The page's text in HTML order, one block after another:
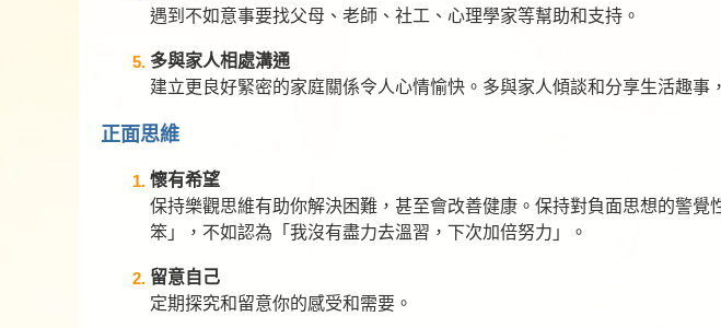
遇到不如意事要找父母、老師、社工、心理學家等幫助和支持。
多與家人相處溝通
建立更良好緊密的家庭關係令人心情愉快。多與家人傾談和分享生活趣事
正面思維
懷有希望
保持樂觀思維有助你解決困難，甚至會改善健康。保持對負面思想的警
笨」，不如認為「我沒有盡力去溫習，下次加倍努力」。
留意自己
定期探究和留意你的感受和需要。